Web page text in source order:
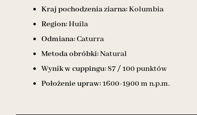
Kraj pochodzenia ziarna:Kolumbia
Region:Huila
Odmiana:Caturra
Metoda obróbki:Natural
Wynik w cuppingu: 87 / 100 punktów
Położenie upraw:1600-1900 m n.p.m.